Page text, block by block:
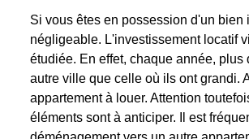
Si vous êtes en possession d'un
négligeable. L'investissement locatif
étudiée. En effet, chaque année,
autre ville que celle où ils ont grandi.
appartement à louer. Attention
éléments sont à anticiper. Il est